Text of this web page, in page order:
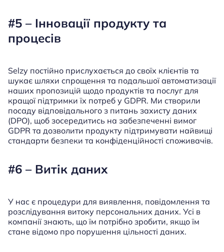
#5 – Інновації продукту та
процесів
Selzy постійно прислухається до своїх клієнтів та
шукає шляхи спрощення та подальшої автоматизації
наших пропозицій щодо продуктів та послуг для
кращої підтримки їх потреб у GDPR. Ми створили
посаду відповідального з питань захисту даних
(DPO), щоб зосередитись на забезпеченні вимог
GDPR та дозволити продукту підтримувати найвищі
стандарти безпеки та конфіденційності споживачів.
#6 – Витік даних
У нас є процедури для виявлення, повідомлення та
розслідування витоку персональних даних. Усі в
компанії знають, що їм потрібно зробити, якщо їм
стане відомо про порушення цільності даних.